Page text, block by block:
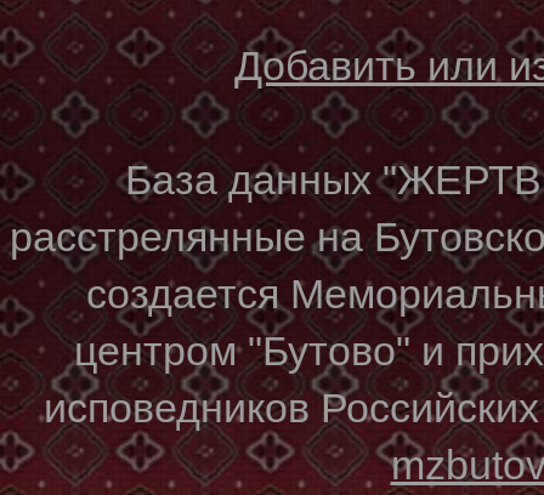
Добавить или
База данных
расстрелянные на
создается
центром "Бутово" и
исповедников